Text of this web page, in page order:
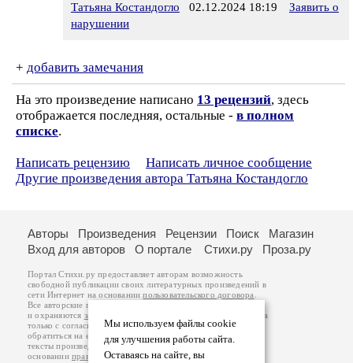
Татьяна Костандогло 02.12.2024 18:19
Заявить о
нарушении
+ добавить замечания
На это произведение написано 13 рецензий, здесь
отображается последняя, остальные - в полном
списке.
Написать рецензию
Написать личное сообщение
Другие произведения автора Татьяна Костандогло
Мы используем файлы cookie
для улучшения работы сайта.
Оставаясь на сайте, вы
Авторы Произведения Рецензии Поиск
Магазин
Вход для авторов
О портале Стихи.ру Проза.ру
Портал Стихи.ру предоставляет авторам возможность
свободной публикации своих литературных произведений в
сети Интернет на основаниипользовательского договора
Все авторские права на произведения принадлежат авторам
и охраняются законом
. Перепечатка произведений возможна
только с согласия его автора, к которому вы можете
обратиться на его авторской странице. Ответственность за
тексты произведений авторы несут самостоятельно на
основанииправил публикацииизаконодательства